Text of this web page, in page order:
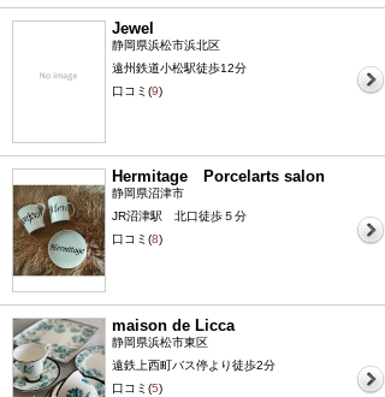
Jewel
静岡県浜松市浜北区
遠州鉄道小松駅徒歩12分
口コミ(9)
Hermitage Porcelarts salon
静岡県沼津市
JR沼津駅 北口徒歩５分
口コミ(8)
maison de Licca
静岡県浜松市東区
遠鉄上西町バス停より徒歩2分
口コミ(5)